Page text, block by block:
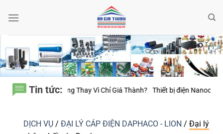
qua
Tin tức:
Thành? Thiết bị điện Nanoco – Vì sao những công trình bền vững
DỊCH VỤ / ĐẠI LÝ CÁP ĐIỆN DAPHACO - LION / Đại lý